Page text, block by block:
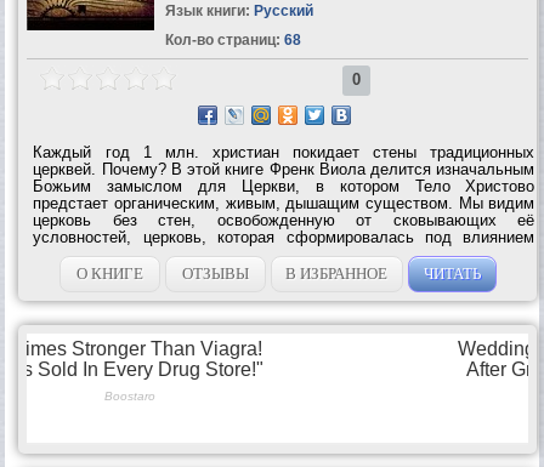
Язык книги: Русский
Кол-во страниц: 68
0
Каждый год 1 млн. христиан покидает стены традиционных
церквей. Почему? В этой книге Френк Виола делится изначальным
Божьим замыслом для Церкви, в котором Тело Христово
предстает органическим, живым, дышащим существом. Мы видим
церковь без стен, освобожденную от сковывающих её
условностей, церковь, которая сформировалась под влиянием
близости Святого...
О КНИГЕ
ОТЗЫВЫ В ИЗБРАННОЕ ЧИТАТЬ